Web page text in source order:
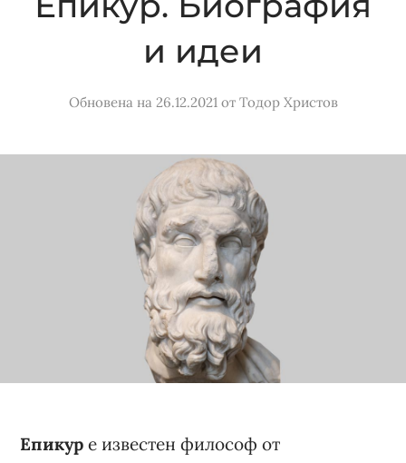
и идеи
Обновена на 26.12.2021от Тодор Христов
Епикур е известен философ от